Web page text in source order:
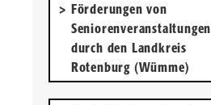
Förderungen von
Seniorenveranstaltungen
durch den Landkreis
Rotenburg (Wümme)